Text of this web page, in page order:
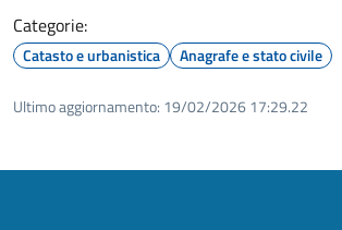
Categorie:
Catasto e urbanistica Anagrafe e stato civile
Ultimo aggiornamento: 19/02/2026 17:29.22